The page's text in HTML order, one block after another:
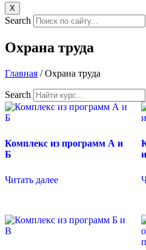
X
Search
Охрана труда
Главная / Охрана труда
Search
Комплекс из программ А и
Б
Читать далее